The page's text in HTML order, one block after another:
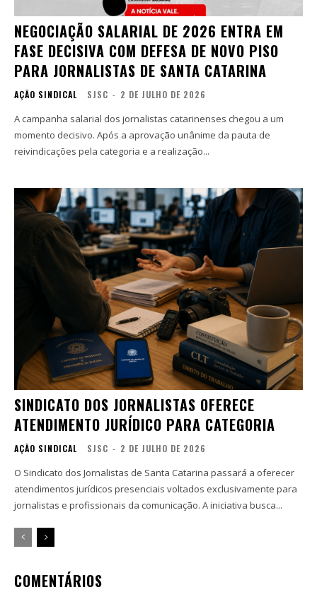
NEGOCIAÇÃO SALARIAL DE 2026 ENTRA EM
FASE DECISIVA COM DEFESA DE NOVO PISO
PARA JORNALISTAS DE SANTA CATARINA
AÇÃO SINDICAL SJSC - 2 DE JULHO DE 2026
A campanha salarial dos jornalistas catarinenses chegou a um
momento decisivo. Após a aprovação unânime da pauta de
reivindicações pela categoria e a realização...
SINDICATO DOS JORNALISTAS OFERECE
ATENDIMENTO JURÍDICO PARA CATEGORIA
AÇÃO SINDICAL SJSC - 2 DE JULHO DE 2026
O Sindicato dos Jornalistas de Santa Catarina passará a oferecer
atendimentos jurídicos presenciais voltados exclusivamente para
jornalistas e profissionais da comunicação. A iniciativa busca...
COMENTÁRIOS